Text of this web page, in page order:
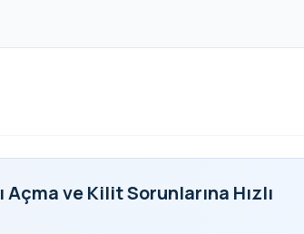
ve Kilit Sorunlarına Hızlı